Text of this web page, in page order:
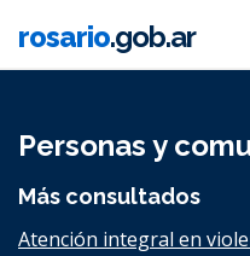
Ir al contenido principal
rosario.gob.ar
Personas y
Más consultados
Atención integral en